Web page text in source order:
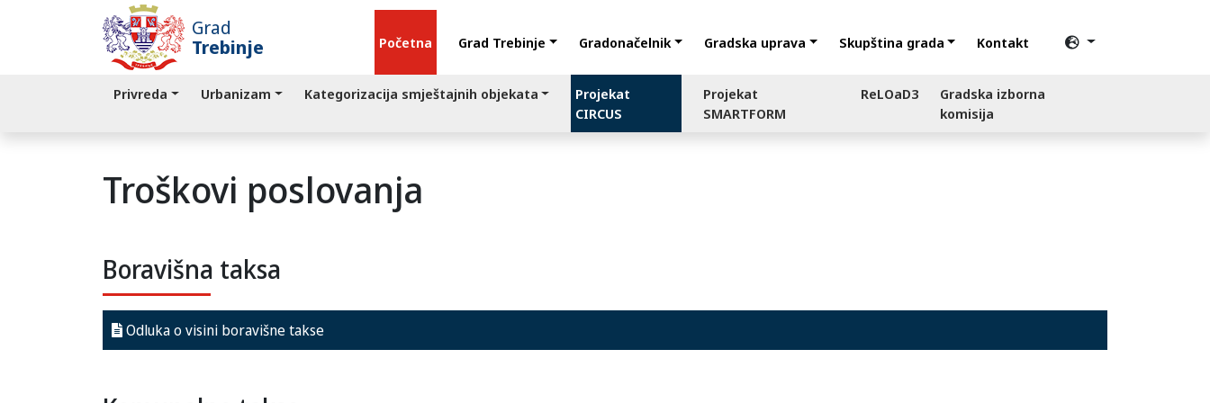
Grad
Trebinje
Početna Grad Trebinje Gradonačelnik Gradska uprava Skupština grada Kontakt
Privreda Urbanizam Kategorizacija smještajnih objekata
Projekat
CIRCUS
Projekat
SMARTFORM
ReLOaD3
Gradska izborna
komisija
Troškovi poslovanja
Boravišna taksa
Odluka o visini boravišne takse